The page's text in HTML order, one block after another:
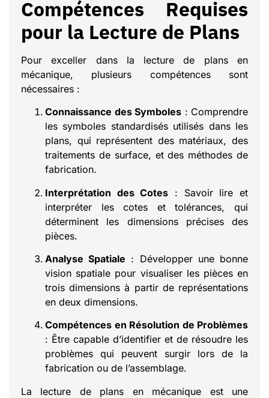
Compétences Requises
pour la Lecture de Plans
Pour exceller dans la lecture de plans en
mécanique, plusieurs compétences sont
nécessaires :
Connaissance des Symboles : Comprendre
les symboles standardisés utilisés dans les
plans, qui représentent des matériaux, des
traitements de surface, et des méthodes de
fabrication.
Interprétation des Cotes : Savoir lire et
interpréter les cotes et tolérances, qui
déterminent les dimensions précises des
pièces.
Analyse Spatiale : Développer une bonne
vision spatiale pour visualiser les pièces en
trois dimensions à partir de représentations
en deux dimensions.
Compétences en Résolution de Problèmes
: Être capable d’identifier et de résoudre les
problèmes qui peuvent surgir lors de la
fabrication ou de l’assemblage.
La lecture de plans en mécanique est une